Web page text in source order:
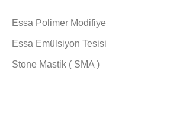
Essa Polimer Modifiye
Essa Emülsiyon Tesisi
Stone Mastik ( SMA )